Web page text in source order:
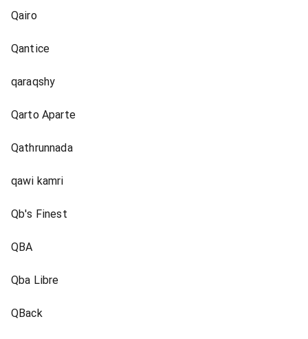
Qairo
Qantice
qaraqshy
Qarto Aparte
Qathrunnada
qawi kamri
Qb's Finest
QBA
Qba Libre
QBack